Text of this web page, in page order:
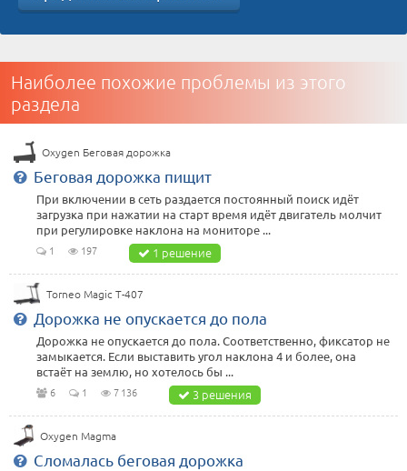
Наиболее похожие проблемы из этого
раздела
Oxygen Беговая дорожка
Беговая дорожка пищит
При включении в сеть раздается постоянный поиск идёт
загрузка при нажатии на старт время идёт двигатель молчит
при регулировке наклона на мониторе ...
1 197 1 решение
Torneo Magic T-407
Дорожка не опускается до пола
Дорожка не опускается до пола. Соответственно, фиксатор не
замыкается. Если выставить угол наклона 4 и более, она
встаёт на землю, но хотелось бы ...
6 1 7 136 3 решения
Oxygen Magma
Сломалась беговая дорожка